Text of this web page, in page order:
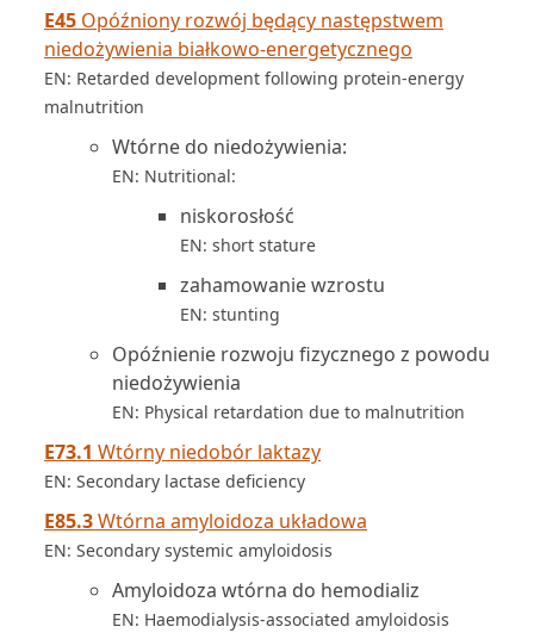
E45 Opóźniony rozwój będący następstwem
niedożywienia białkowo-energetycznego
EN: Retarded development following protein-energy
malnutrition
Wtórne do niedożywienia:
EN: Nutritional:
niskorosłość
EN: short stature
zahamowanie wzrostu
EN: stunting
Opóźnienie rozwoju fizycznego z powodu
niedożywienia
EN: Physical retardation due to malnutrition
E73.1 Wtórny niedobór laktazy
EN: Secondary lactase deficiency
E85.3Wtórna amyloidoza układowa
EN: Secondary systemic amyloidosis
Amyloidoza wtórna do hemodializ
EN: Haemodialysis-associated amyloidosis